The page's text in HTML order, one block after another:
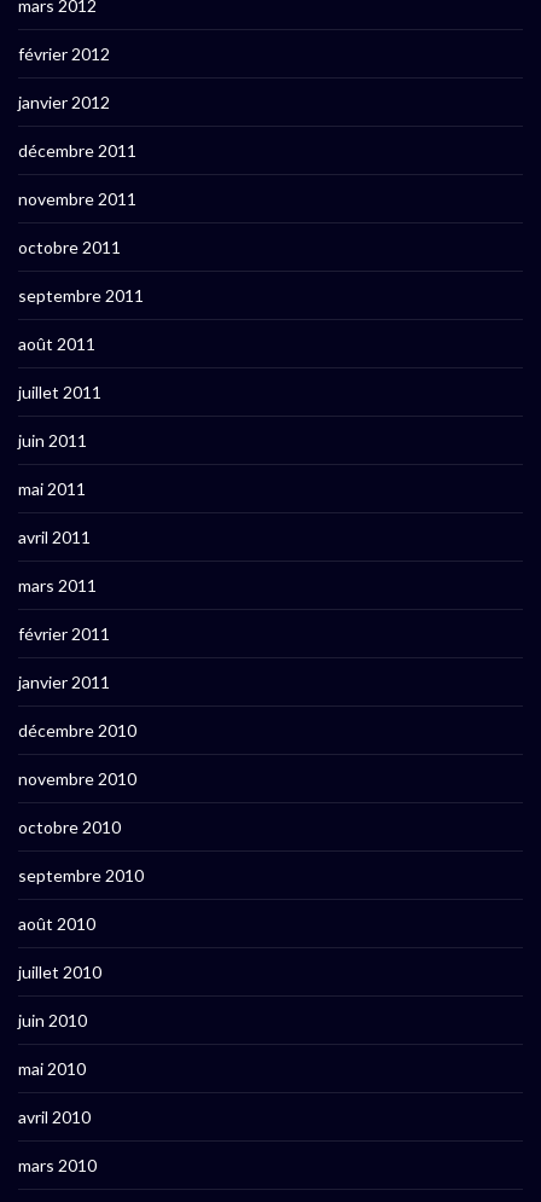
mars 2012
février 2012
janvier 2012
décembre 2011
novembre 2011
octobre 2011
septembre 2011
août 2011
juillet 2011
juin 2011
mai 2011
avril 2011
mars 2011
février 2011
janvier 2011
décembre 2010
novembre 2010
octobre 2010
septembre 2010
août 2010
juillet 2010
juin 2010
mai 2010
avril 2010
mars 2010